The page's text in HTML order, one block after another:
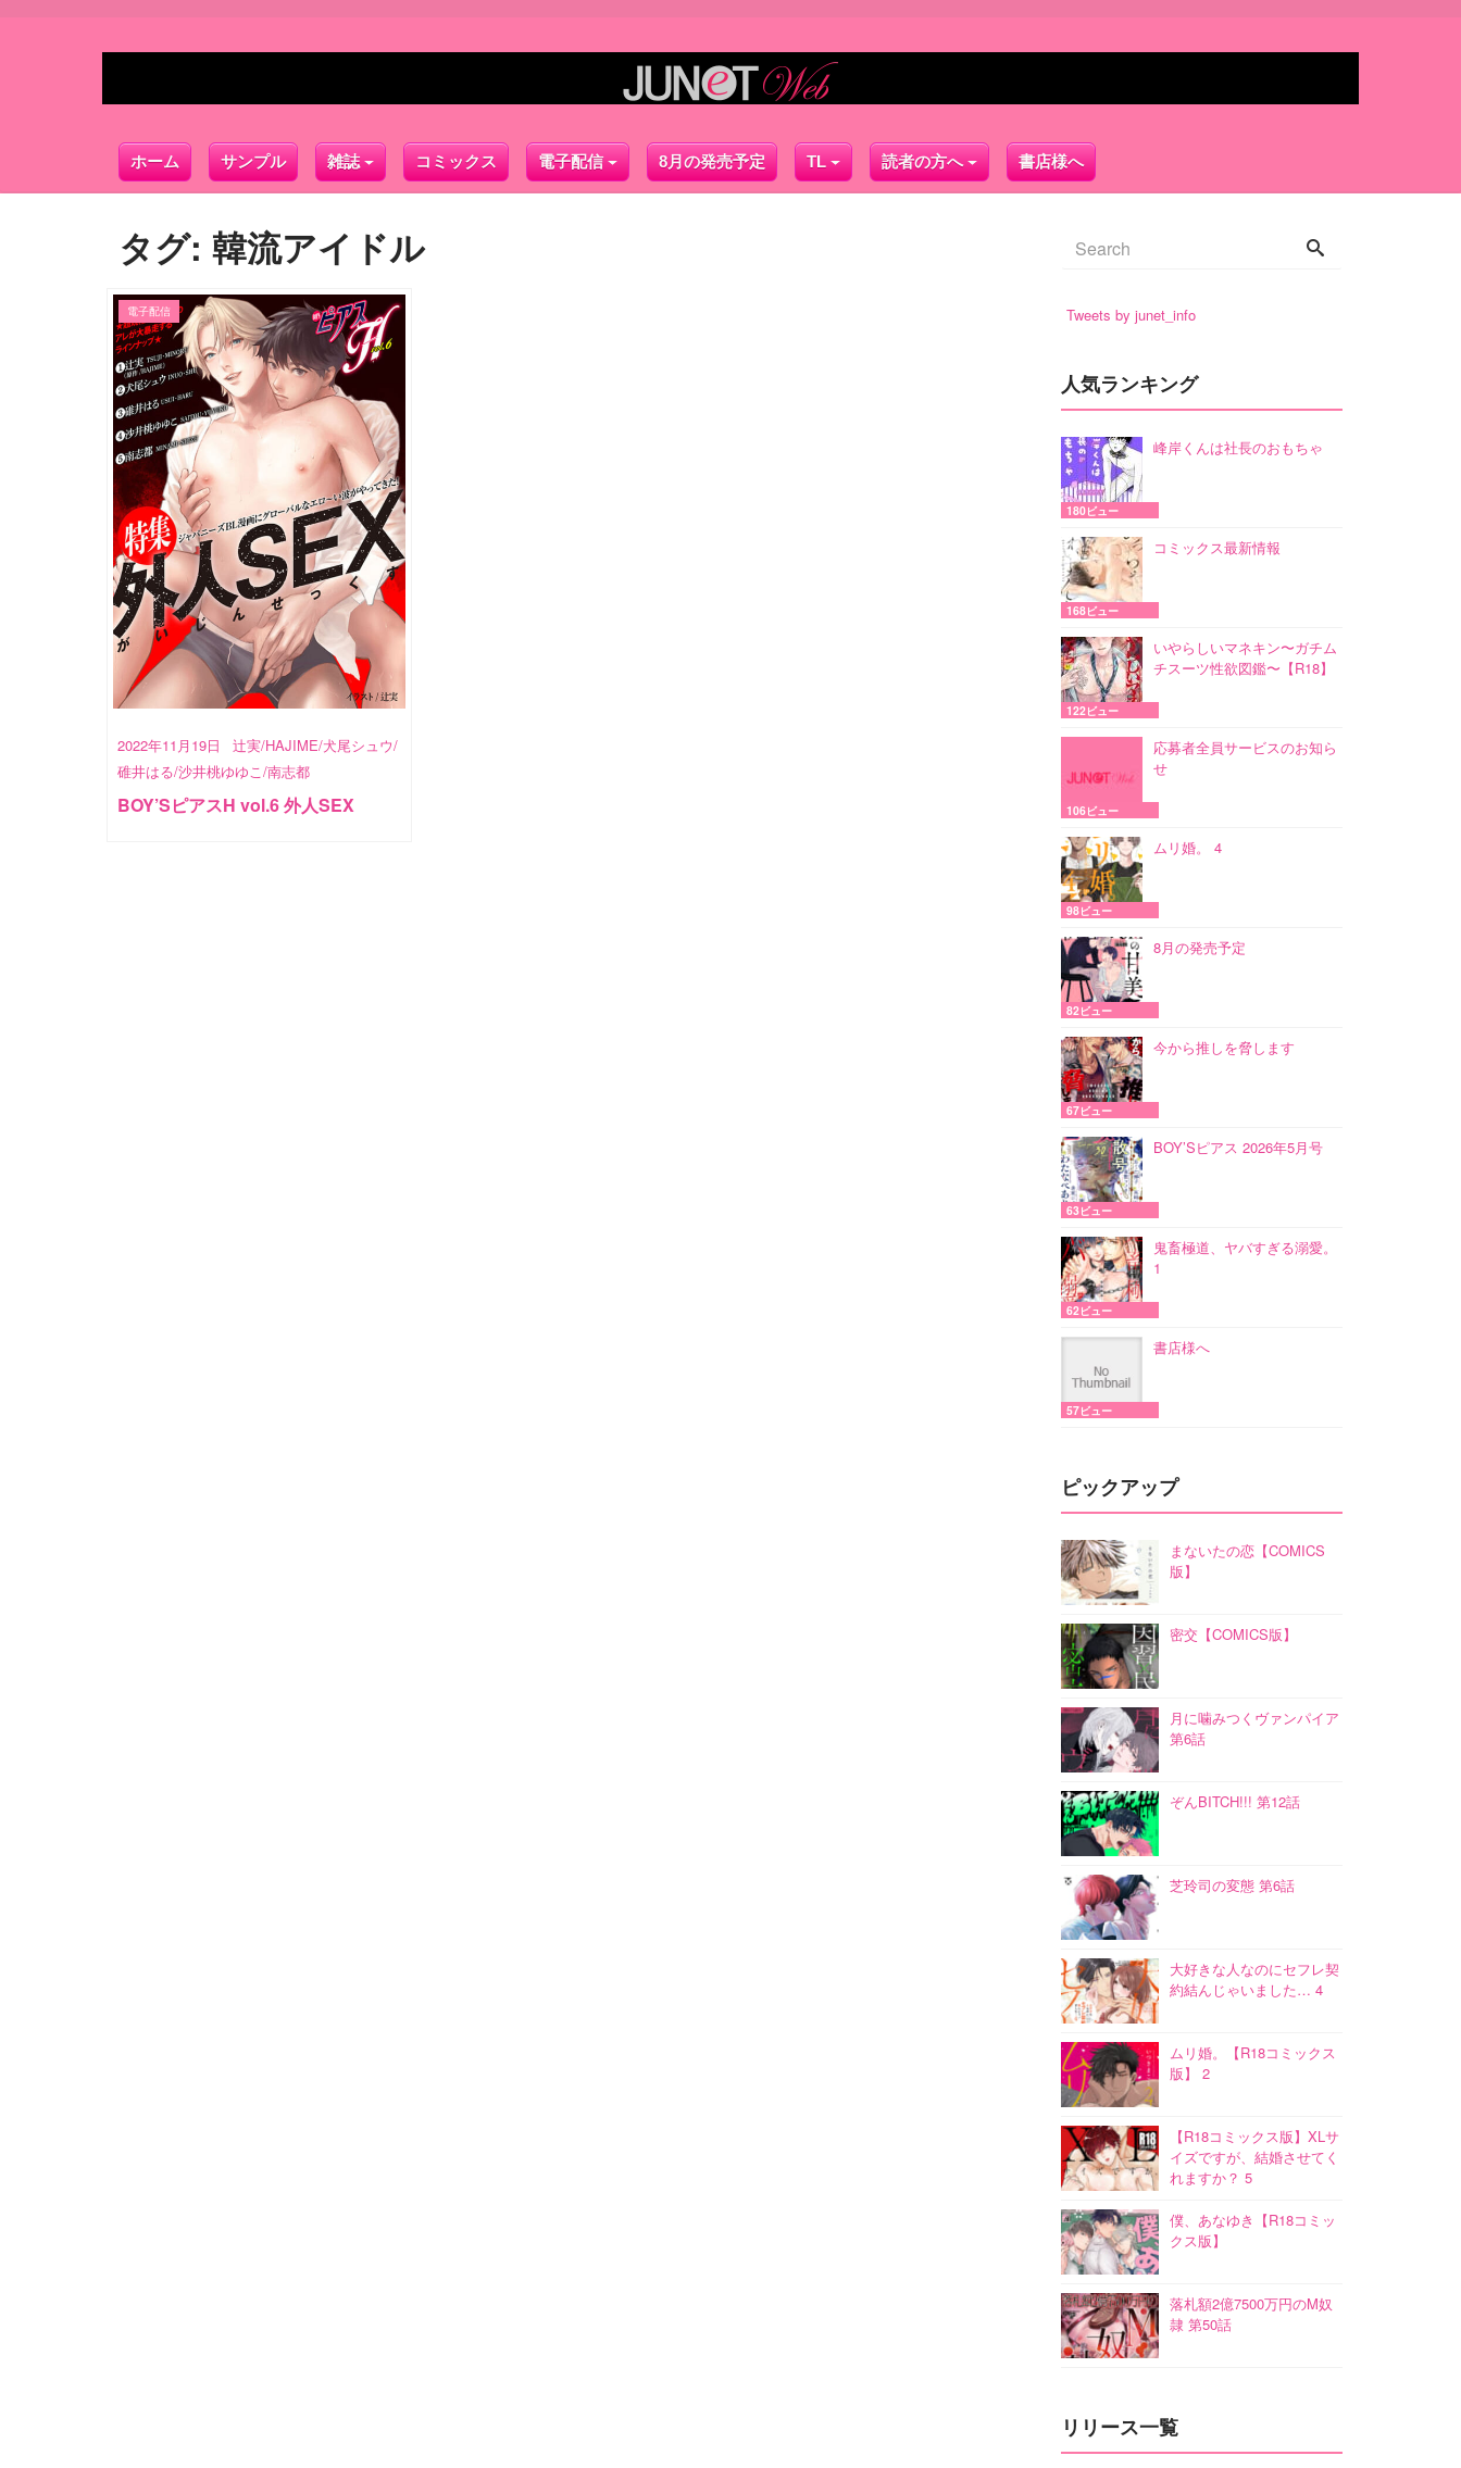
ホーム サンプル 雑誌 コミックス 電子配信 8月の発売予定 TL 読者の方へ 書店様へ
タグ: 韓流アイドル
2022年11月19日
辻実/HAJIME/犬尾シュウ/
碓井はる/沙井桃ゆゆこ/南志都
電子配信
BOY’SピアスH vol.6 外人SEX
Tweets by junet_info
人気ランキング
峰岸くんは社長のおもちゃ
180ビュー
コミックス最新情報
168ビュー
いやらしいマネキン〜ガチム
チスーツ性欲図鑑〜【R18】
122ビュー
応募者全員サービスのお知ら
せ
106ビュー
ムリ婚。 4
98ビュー
8月の発売予定
82ビュー
今から推しを脅します
67ビュー
BOY’Sピアス 2026年5月号
63ビュー
鬼畜極道、ヤバすぎる溺愛。
1
62ビュー
書店様へ
57ビュー
ピックアップ
まないたの恋【COMICS
版】
密交【COMICS版】
月に噛みつくヴァンパイア
第6話
ぞんBITCH!!! 第12話
芝玲司の変態 第6話
大好きな人なのにセフレ契
約結んじゃいました… 4
ムリ婚。【R18コミックス
版】 2
【R18コミックス版】XLサ
イズですが、結婚させてく
れますか？ 5
僕、あなゆき【R18コミッ
クス版】
落札額2億7500万円のM奴
隷 第50話
リリース一覧